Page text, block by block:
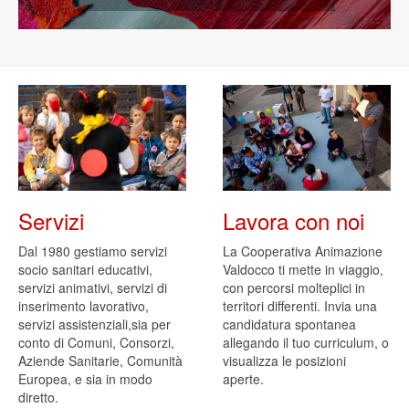
Servizi
Dal 1980 gestiamo servizi
socio sanitari educativi,
servizi animativi, servizi di
inserimento lavorativo,
servizi assistenziali,sia per
conto di Comuni, Consorzi,
Aziende Sanitarie, Comunità
Europea, e sia in modo
diretto.
Lavora con noi
La Cooperativa Animazione
Valdocco ti mette in viaggio,
con percorsi molteplici in
territori differenti. Invia una
candidatura spontanea
allegando il tuo curriculum, o
visualizza le posizioni
aperte.